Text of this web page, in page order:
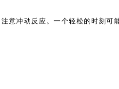
意冲动反应。一个轻松的时刻可